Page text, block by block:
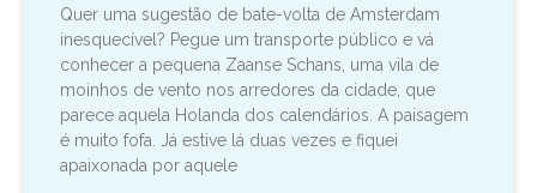
Quer uma sugestão de bate-volta de Amsterdam
inesquecível? Pegue um transporte público e vá
conhecer a pequena Zaanse Schans, uma vila de
moinhos de vento nos arredores da cidade, que
parece aquela Holanda dos calendários. A paisagem
é muito fofa. Já estive lá duas vezes e fiquei
apaixonada por aquele